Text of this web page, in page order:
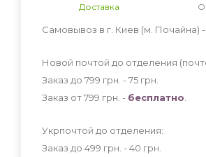
Доставка
Самовывоз в г. Киев (м. Почайна) -
Новой почтой до отделения
Заказ до 799 грн. - 75 грн
Заказ от 799 грн. - бесплатно
Укрпочтой до отделения:
Заказ до 499 грн. - 40 грн